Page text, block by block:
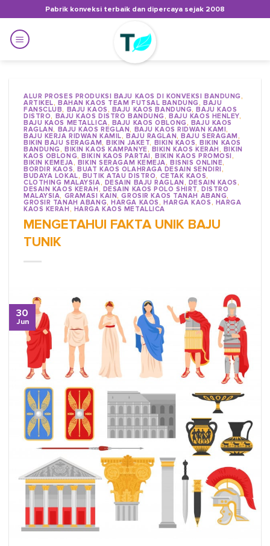
to
content
Pabrik konveksi terbaik dan dipercaya sejak 2008
ALUR PROSES PRODUKSI BAJU KAOS DI KONVEKSI BANDUNG,
ARTIKEL,BAHAN KAOS TEAM FUTSAL BANDUNG, BAJU
FANSCLUB, BAJU KAOS, BAJU KAOS BANDUNG,BAJU KAOS
DISTRO, BAJU KAOS DISTRO BANDUNG,BAJU KAOS HENLEY,
BAJU KAOS METALLICA, BAJU KAOS OBLONG, BAJU KAOS
RAGLAN, BAJU KAOS REGLAN, BAJU KAOS RIDWAN KAMI,
BAJU KERJA RIDWAN KAMIL,BAJU RAGLAN,BAJU SERAGAM,
BIKIN BAJU SERAGAM,BIKIN JAKET, BIKIN KAOS,BIKIN KAOS
BANDUNG,BIKIN KAOS KAMPANYE, BIKIN KAOS KERAH, BIKIN
KAOS OBLONG,BIKIN KAOS PARTAI, BIKIN KAOS PROMOSI,
BIKIN KEMEJA, BIKIN SERAGAM KEMEJA,BISNIS ONLINE,
BORDIR KAOS,BUAT KAOS OLAHRAGA DESAIN SENDIRI,
BUDAYA LOKAL, BUTIK ATAU DISTRO, CETAK KAOS,
CLOTHING MALAYSIA, DESAIN BAJU RAGLAN, DESAIN KAOS,
DESAIN KAOS KERAH, DESAIN KAOS POLO SHIRT,DISTRO
MALAYSIA, GRAMASI KAIN,GROSIR KAOS TANAH ABANG,
GROSIR TANAH ABANG,HARGA KAOS, HARGA KAOS, HARGA
KAOS KERAH, HARGA KAOS METALLICA
MENGETAHUI FAKTA UNIK BAJU
TUNIK
30
Jun